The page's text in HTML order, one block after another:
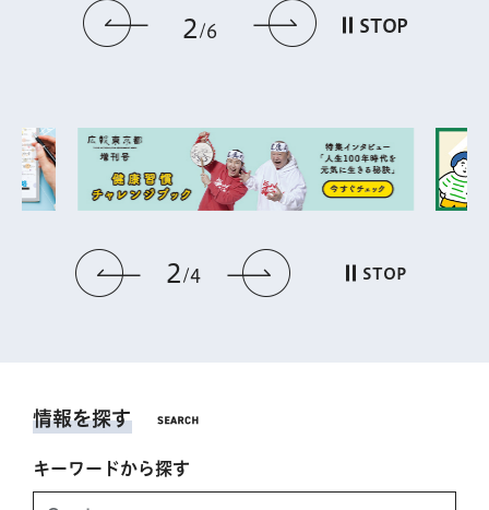
前のスライドを表示
2 6 次のスライドを
STOP
前のスライドを表示
2 4 次のスライドを表
STOP
情報を探す
キーワードから探す